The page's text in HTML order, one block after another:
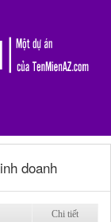
doanh
Chi tiết